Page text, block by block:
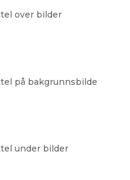
over bilder
på bakgrunnsbilde
under bilder